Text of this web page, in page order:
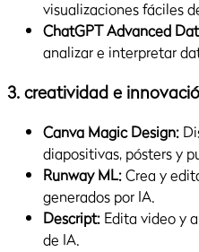
visualizaciones fáciles
ChatGPT Advanced
analizar e interpretar
3. creatividad e
Canva Magic Design:
diapositivas, pósters y
Runway ML:Crea y
generados por IA.
Descript: Edita video y
de IA.